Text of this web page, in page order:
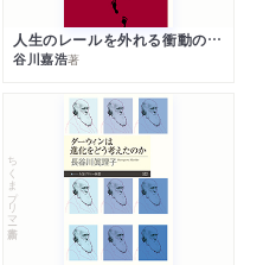
人生のレールを外れる衝動のみつけかた
谷川嘉浩著
ちくまプリマー新書